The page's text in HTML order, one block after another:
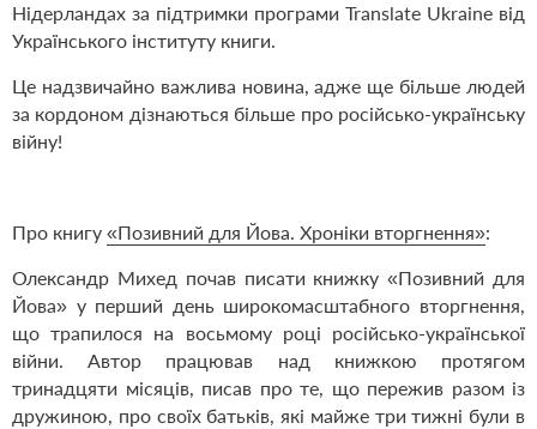
Нідерландах за підтримки програми Translate Ukraine від
Українського інституту книги.
Це надзвичайно важлива новина, адже ще більше людей
за кордоном дізнаються більше про російсько-українську
війну!
Про книгу «Позивний для Йова. Хроніки вторгнення»:
Олександр Михед почав писати книжку «Позивний для
Йова» у перший день широкомасштабного вторгнення,
що трапилося на восьмому році російсько-­української
війни. Автор працював над книжкою протягом
тринадцяти місяців, писав про те, що пережив разом із
дружиною, про своїх батьків, які майже три тижні були в